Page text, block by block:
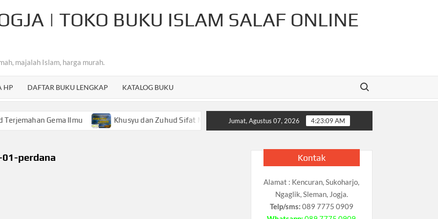
| TOKO BUKU ISLAM SALAF ONLINE
majalah Islam, harga murah.
HP DAFTAR BUKU LENGKAP KATALOG BUKU
Search for:
Gema Ilmu Khusyu dan Zuhud Sifat Mulia Hamba Ar-Rahman Cahaya Tauhid Press
Jumat, Agustus 07, 2026 4:23:09 AM
perdana Kontak
Alamat : Kencuran, Sukoharjo,
Ngaglik, Sleman, Jogja.
Telp/sms: 089 7775 0909